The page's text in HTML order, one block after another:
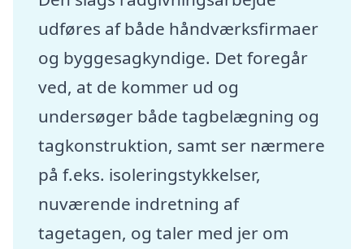
udføres af både håndværksfirmaer
og byggesagkyndige. Det foregår
ved, at de kommer ud og
undersøger både tagbelægning og
tagkonstruktion, samt ser nærmere
på f.eks. isoleringstykkelser,
nuværende indretning af
tagetagen, og taler med jer om